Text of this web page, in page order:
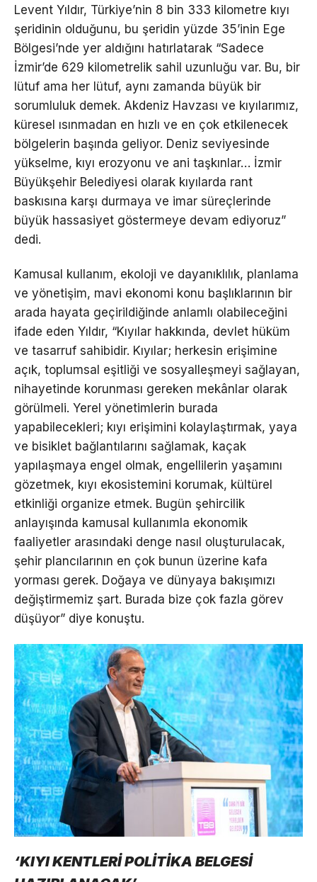
Levent Yıldır, Türkiye’nin 8 bin 333 kilometre kıyı
şeridinin olduğunu, bu şeridin yüzde 35’inin Ege
Bölgesi’nde yer aldığını hatırlatarak “Sadece
İzmir’de 629 kilometrelik sahil uzunluğu var. Bu, bir
lütuf ama her lütuf, aynı zamanda büyük bir
sorumluluk demek. Akdeniz Havzası ve kıyılarımız,
küresel ısınmadan en hızlı ve en çok etkilenecek
bölgelerin başında geliyor. Deniz seviyesinde
yükselme, kıyı erozyonu ve ani taşkınlar… İzmir
Büyükşehir Belediyesi olarak kıyılarda rant
baskısına karşı durmaya ve imar süreçlerinde
büyük hassasiyet göstermeye devam ediyoruz”
dedi.
Kamusal kullanım, ekoloji ve dayanıklılık, planlama
ve yönetişim, mavi ekonomi konu başlıklarının bir
arada hayata geçirildiğinde anlamlı olabileceğini
ifade eden Yıldır, “Kıyılar hakkında, devlet hüküm
ve tasarruf sahibidir. Kıyılar; herkesin erişimine
açık, toplumsal eşitliği ve sosyalleşmeyi sağlayan,
nihayetinde korunması gereken mekânlar olarak
görülmeli. Yerel yönetimlerin burada
yapabilecekleri; kıyı erişimini kolaylaştırmak, yaya
ve bisiklet bağlantılarını sağlamak, kaçak
yapılaşmaya engel olmak, engellilerin yaşamını
gözetmek, kıyı ekosistemini korumak, kültürel
etkinliği organize etmek. Bugün şehircilik
anlayışında kamusal kullanımla ekonomik
faaliyetler arasındaki denge nasıl oluşturulacak,
şehir plancılarının en çok bunun üzerine kafa
yorması gerek. Doğaya ve dünyaya bakışımızı
değiştirmemiz şart. Burada bize çok fazla görev
düşüyor” diye konuştu.
‘KIYI KENTLERİ POLİTİKA BELGESİ